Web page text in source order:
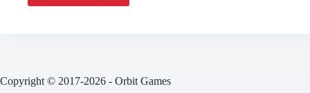
Copyright © 2017-2026 - Orbit Games